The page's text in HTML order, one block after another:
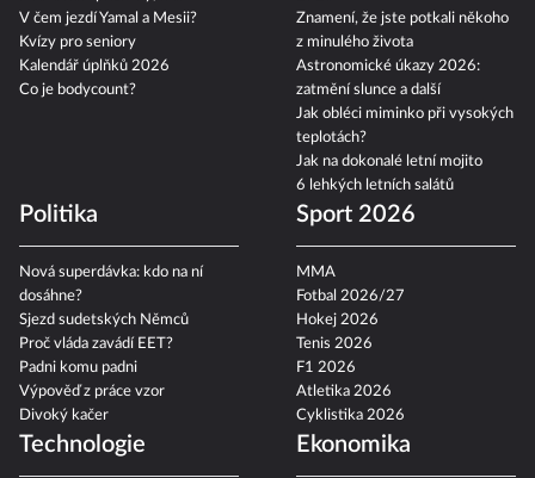
Neštovice: příznaky, léčba
V čem jezdí Yamal a Mesii?
Kvízy pro seniory
Kalendář úplňků 2026
2026
Znamení, že jste potkali někoho
z minulého života
Astronomické úkazy 2026:
zatmění slunce a další
Jak obléci miminko při vysokých
teplotách?
Jak na dokonalé letní mojito
6 lehkých letních salátů
Nová superdávka: kdo na ní
dosáhne?
Sjezd sudetských Němců
Proč vláda zavádí EET?
Padni komu padni
Výpověď z práce vzor
Divoký kačer
Sport 2026
MMA
Fotbal 2026/27
Hokej 2026
Tenis 2026
F1 2026
Atletika 2026
Cyklistika 2026
Technologie